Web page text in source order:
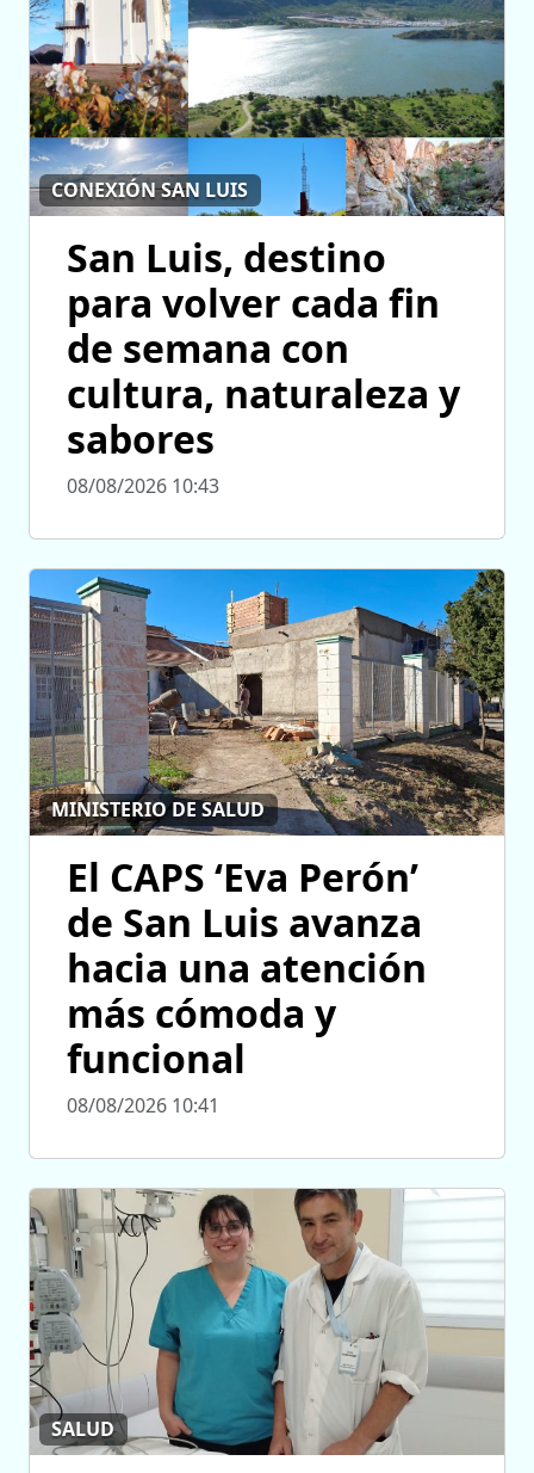
CONEXIÓN SAN LUIS
San Luis, destino
para volver cada fin
de semana con
cultura, naturaleza y
sabores
08/08/2026 10:43
MINISTERIO DE SALUD
El CAPS ‘Eva Perón’
de San Luis avanza
hacia una atención
más cómoda y
funcional
08/08/2026 10:41
SALUD